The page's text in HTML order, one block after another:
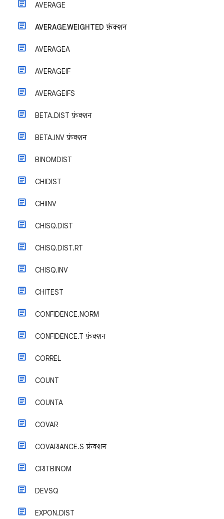
AVERAGE
AVERAGE.WEIGHTED फ़ंक्शन
AVERAGEA
AVERAGEIF
AVERAGEIFS
BETA.DIST फ़ंक्शन
BETA.INV फ़ंक्शन
BINOMDIST
CHIDIST
CHIINV
CHISQ.DIST
CHISQ.DIST.RT
CHISQ.INV
CHITEST
CONFIDENCE.NORM
CONFIDENCE.T फ़ंक्शन
CORREL
COUNT
COUNTA
COVAR
COVARIANCE.S फ़ंक्शन
CRITBINOM
DEVSQ
EXPON.DIST